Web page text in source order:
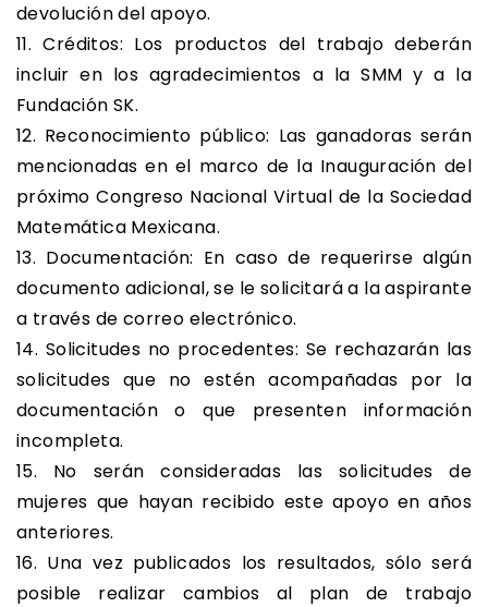
devolución del apoyo.
11. Créditos: Los productos del trabajo deberán
incluir en los agradecimientos a la SMM y a la
Fundación SK.
12. Reconocimiento público: Las ganadoras serán
mencionadas en el marco de la Inauguración del
próximo Congreso Nacional Virtual de la Sociedad
Matemática Mexicana.
13. Documentación: En caso de requerirse algún
documento adicional, se le solicitará a la aspirante
a través de correo electrónico.
14. Solicitudes no procedentes: Se rechazarán las
solicitudes que no estén acompañadas por la
documentación o que presenten información
incompleta.
15. No serán consideradas las solicitudes de
mujeres que hayan recibido este apoyo en años
anteriores.
16. Una vez publicados los resultados, sólo será
posible realizar cambios al plan de trabajo